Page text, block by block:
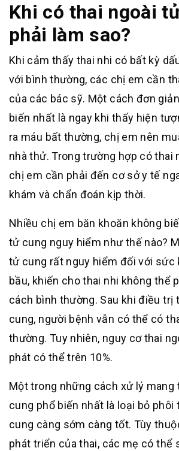
Khi có thai ngoài
phải làm sao?
Khi cảm thấy thai nhi có bất kỳ
với bình thường, các chị em cần
của các bác sỹ. Một cách đơn
biến nhất là ngay khi thấy hiện
ra máu bất thường, chị em nên
nhà thử. Trong trường hợp có thai
chị em cần phải đến cơ sở y tế
khám và chẩn đoán kịp thời.
Nhiều chị em băn khoăn không
tử cung nguy hiểm như thế nào?
tử cung rất nguy hiểm đối với sức
bầu, khiến cho thai nhi không thể
cách bình thường. Sau khi điều trị
cung, người bệnh vẫn có thể có
thường. Tuy nhiên, nguy cơ thai
phát có thể trên 10%.
Một trong những cách xử lý mang
cung phổ biến nhất là loại bỏ phôi
cung càng sớm càng tốt. Tùy
phát triển của thai, các mẹ có thể